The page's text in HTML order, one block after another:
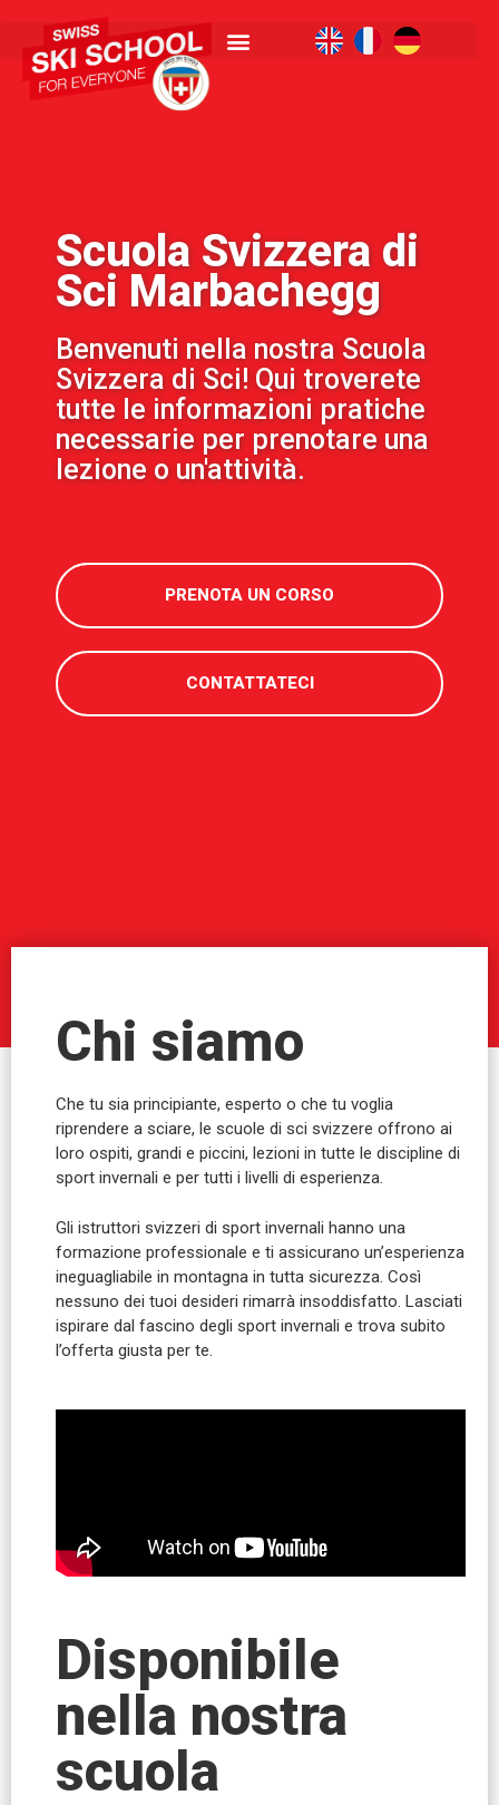
Scuola Svizzera di
Sci Marbachegg
Benvenuti nella nostra Scuola
Svizzera di Sci! Qui troverete
tutte le informazioni pratiche
necessarie per prenotare una
lezione o un'attività.
PRENOTA UN CORSO
CONTATTATECI
Chi siamo
Che tu sia principiante, esperto o che tu voglia
riprendere a sciare, le scuole di sci svizzere offrono ai
loro ospiti, grandi e piccini, lezioni in tutte le discipline di
sport invernali e per tutti i livelli di esperienza.
Gli istruttori svizzeri di sport invernali hanno una
formazione professionale e ti assicurano un’esperienza
ineguagliabile in montagna in tutta sicurezza. Così
nessuno dei tuoi desideri rimarrà insoddisfatto. Lasciati
ispirare dal fascino degli sport invernali e trova subito
l’offerta giusta per te.
Disponibile
nella nostra
scuola